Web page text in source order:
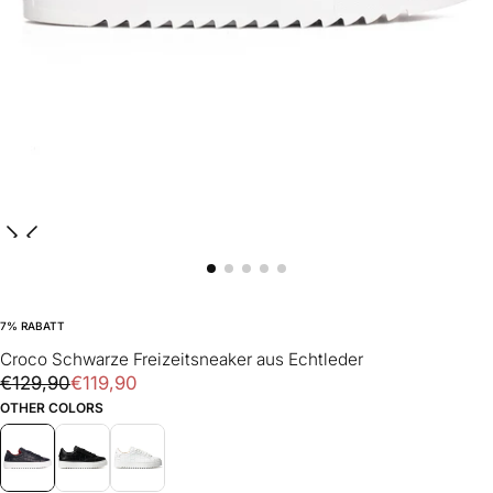
7% RABATT
Croco Schwarze Freizeitsneaker aus Echtleder
€119,90
Regulärer
Preis
€129,90Verkaufspreis
€119,90
OTHER COLORS